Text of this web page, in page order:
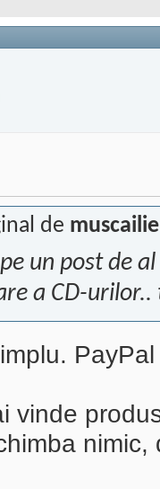
de muscailie
un post de
a CD-
vinde